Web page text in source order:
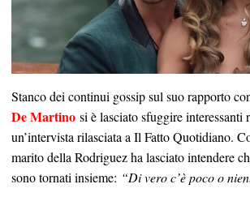
Stanco dei continui gossip sul suo rapporto
De Martino si è lasciato sfuggire interessanti
un’intervista rilasciata a Il Fatto Quotidiano.
marito della Rodriguez ha lasciato intendere
sono tornati insieme: “Di vero c’è poco o